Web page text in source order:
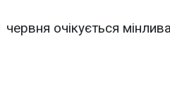
червня очікується мінлива